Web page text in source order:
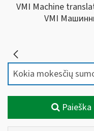
VMI Machine
VMI
Paieška